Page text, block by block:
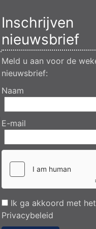
Inschrijven
nieuwsbrief
Meld u aan voor de
nieuwsbrief:
Naam
E-mail
Ik ga akkoord met het
Privacybeleid